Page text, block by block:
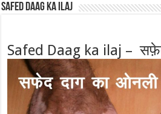
Safed Daag ka ilaj
Safed Daag ka ilaj –